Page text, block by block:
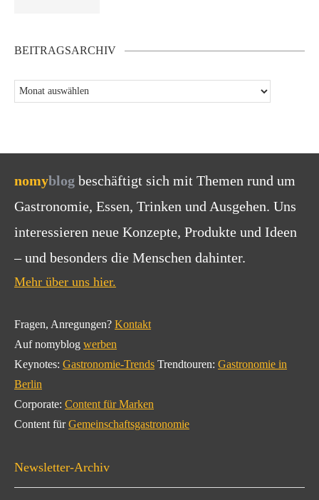
BEITRAGSARCHIV
nomyblog beschäftigt sich mit Themen rund um
Gastronomie, Essen, Trinken und Ausgehen. Uns
interessieren neue Konzepte, Produkte und Ideen
– und besonders die Menschen dahinter.
Mehr über uns hier.
Fragen, Anregungen? Kontakt
Auf nomyblog werben
Keynotes: Gastronomie-Trends Trendtouren: Gastronomie in
Berlin
Corporate: Content für Marken
Content fürGemeinschaftsgastronomie
Newsletter-Archiv